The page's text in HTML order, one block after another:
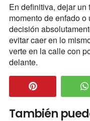
En definitiva, dejar un
momento de enfado
decisión
evitar caer en lo
verte en la calle con
delante.
También